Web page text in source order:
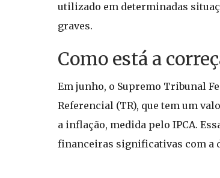
utilizado em determinadas
graves.
Como está a
Em junho, o Supremo Tribunal
Referencial (TR), que tem um
a inflação, medida pelo IPCA.
financeiras significativas com a